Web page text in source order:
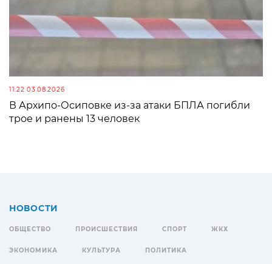
11:22 03.08.2026
В Архипо-Осиповке из-за атаки БПЛА погибли
трое и ранены 13 человек
НОВОСТИ
ОБЩЕСТВО ПРОИСШЕСТВИЯ СПОРТ ЖКХ
ЭКОНОМИКА КУЛЬТУРА ПОЛИТИКА